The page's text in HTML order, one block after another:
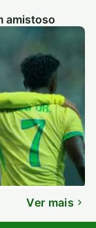
amistoso
Ver mais